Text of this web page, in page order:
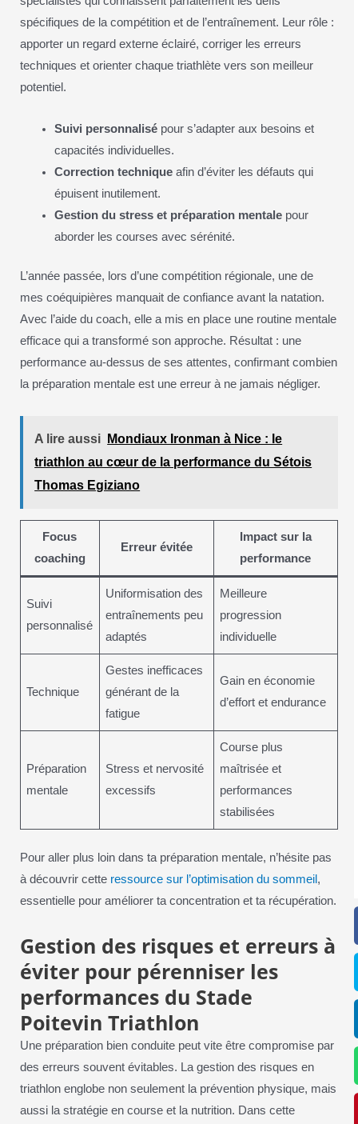
spécifiques de la compétition et de l’entraînement. Leur rôle :
apporter un regard externe éclairé, corriger les erreurs
techniques et orienter chaque triathlète vers son meilleur
potentiel.
Suivi personnalisé pour s’adapter aux besoins et
capacités individuelles.
Correction technique afin d’éviter les défauts qui
épuisent inutilement.
Gestion du stress et préparation mentale pour
aborder les courses avec sérénité.
L’année passée, lors d’une compétition régionale, une de
mes coéquipières manquait de confiance avant la natation.
Avec l’aide du coach, elle a mis en place une routine mentale
efficace qui a transformé son approche. Résultat : une
performance au-dessus de ses attentes, confirmant combien
la préparation mentale est une erreur à ne jamais négliger.
A lire aussi
Mondiaux Ironman à Nice : le
triathlon au cœur de la performance du Sétois
Thomas Egiziano
Focus
coaching
Erreur évitée
Impact sur la
performance
Suivi
personnalisé
Uniformisation des
entraînements peu
adaptés
Meilleure
progression
individuelle
Technique
Gestes inefficaces
générant de la
fatigue
Gain en économie
d’effort et endurance
Préparation
mentale
Stress et nervosité
excessifs
Course plus
maîtrisée et
performances
stabilisées
Pour aller plus loin dans ta préparation mentale, n’hésite pas
à découvrir cette ressource sur l’optimisation du sommeil ,
essentielle pour améliorer ta concentration et ta récupération.
Gestion des risques et erreurs à
éviter pour pérenniser les
performances du Stade
Poitevin Triathlon
Une préparation bien conduite peut vite être compromise par
des erreurs souvent évitables. La gestion des risques en
triathlon englobe non seulement la prévention physique, mais
aussi la stratégie en course et la nutrition. Dans cette